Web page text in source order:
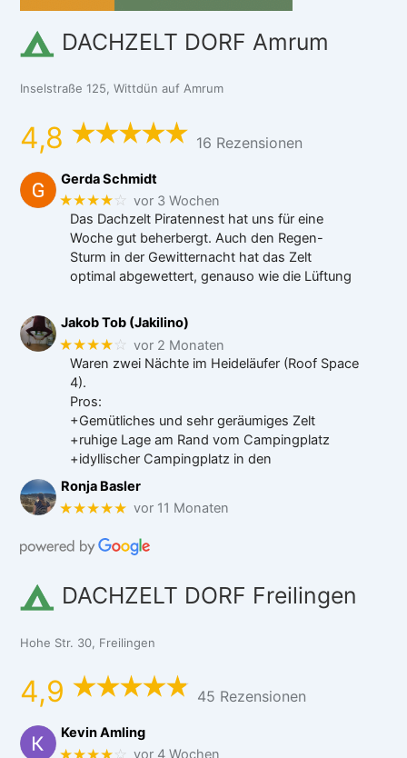
DACHZELT DORF Amrum
Inselstraße 125, Wittdün auf Amrum
4,8 16 Rezensionen
Gerda Schmidt
★★★★☆ vor 3 Wochen
Das Dachzelt Piratennest hat uns für eine
Woche gut beherbergt. Auch den Regen-
Sturm in der Gewitternacht hat das Zelt
optimal abgewettert, genauso wie die Lüftung
Jakob Tob (Jakilino)
★★★★☆ vor 2 Monaten
Waren zwei Nächte im Heideläufer (Roof Space
4).
Pros:
+Gemütliches und sehr geräumiges Zelt
+ruhige Lage am Rand vom Campingplatz
+idyllischer Campingplatz in den
Ronja Basler
★★★★★ vor 11 Monaten
DACHZELT DORF Freilingen
Hohe Str. 30, Freilingen
4,9 45 Rezensionen
Kevin Amling
★★★★☆ vor 4 Wochen